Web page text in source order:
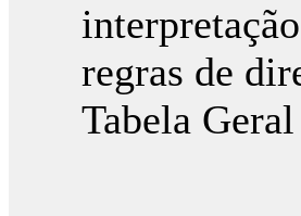
regras de
Tabela